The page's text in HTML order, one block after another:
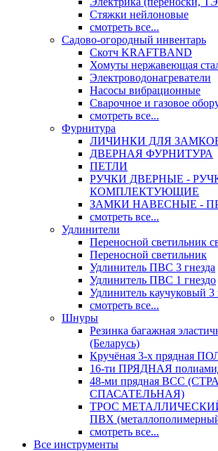
Стяжки нейлоновые
смотреть все...
Садово-огородный инвентарь
Скотч KRAFTBAND
Хомуты нержавеющая
Электроводонагреватели
Насосы вибрационные
Сварочное и газовое
смотреть все...
Фурнитура
ЛИЧИНКИ ДЛЯ
ДВЕРНАЯ ФУРНИТУРА
ПЕТЛИ
РУЧКИ ДВЕРНЫЕ -
КОМПЛЕКТУЮЩИЕ
ЗАМКИ НАВЕСНЫЕ -
смотреть все...
Удлинители
Переносной светильник
Переносной светильник
Удлинитель ПВС 3 гнезда
Удлинитель ПВС 1 гнездо
Удлинитель каучуковый 3
смотреть все...
Шнуры
Резинка багажная
(Беларусь)
Кручёная 3-х прядная
16-ти ПРЯДНАЯ
48-ми прядная ВСС
СПАСАТЕЛЬНАЯ)
ТРОС
ПВХ
смотреть все...
Все инструменты